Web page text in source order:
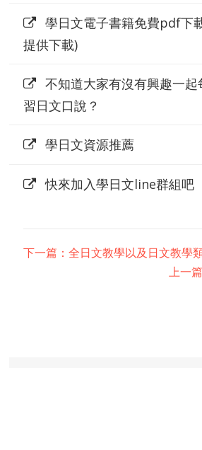
學日文電子書籍免費pdf下
提供下載)
不知道大家有沒有興趣一
習日文口說？
學日文資源推薦
快來加入學日文line群組吧
下一篇：全日文教學以及日文教學
上一